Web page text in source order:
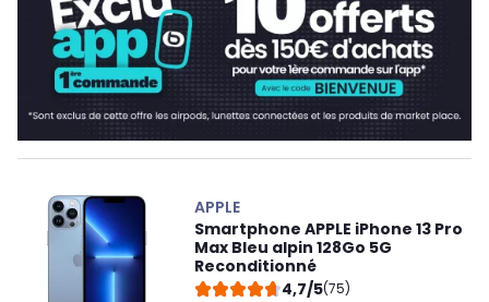
APPLE
Smartphone APPLE iPhone 13 Pro
Max Bleu alpin 128Go 5G
Reconditionné
4,7/5(75)